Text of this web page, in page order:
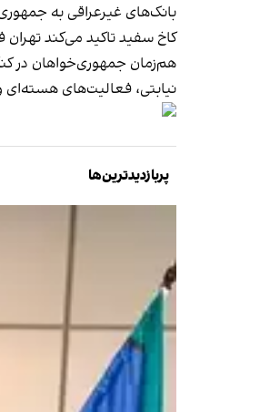
بانک‌های غیرعراقی به
کاخ سفید تاکید می‌کند
هم‌زمان جمهوری‌خواهان در
نیابتی، فعالیت‌های هسته‌ای
پربازدیدترین‌ها